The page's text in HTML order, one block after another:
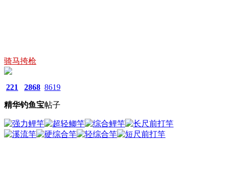
骑马挎枪
221
精华
2868
钓鱼宝
8619
帖子